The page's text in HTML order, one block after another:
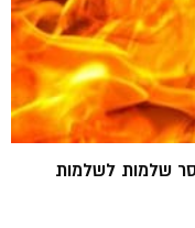
שלמות לשלמות